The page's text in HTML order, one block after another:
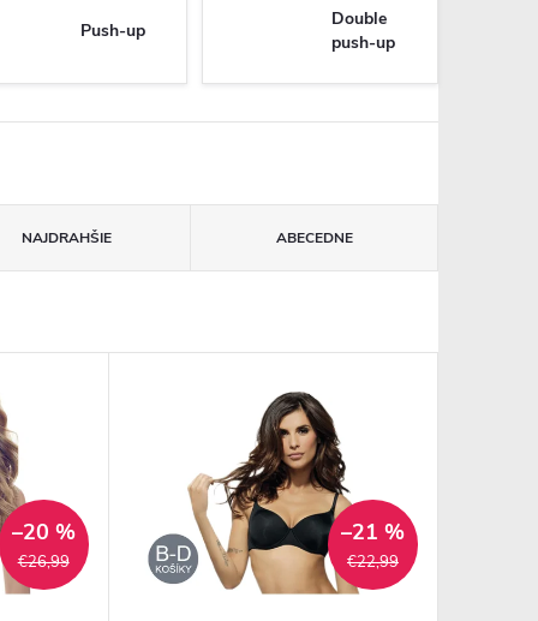
Push-up
Double
push-up
NAJDRAHŠIE ABECEDNE
€26,99
–20 %
€22,99
–21 %